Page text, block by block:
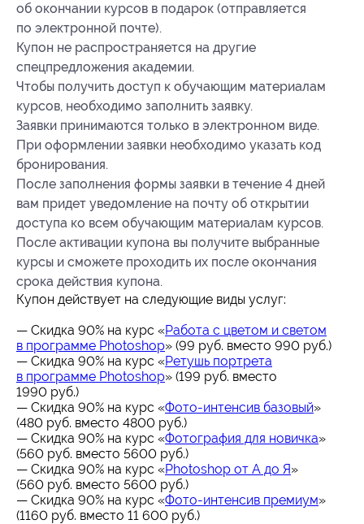
об окончании курсов в подарок (отправляется
по электронной почте).
Купон не распространяется на другие
спецпредложения академии.
Чтобы получить доступ к обучающим материалам
курсов, необходимо заполнить заявку.
Заявки принимаются только в электронном виде.
При оформлении заявки необходимо указать код
бронирования.
После заполнения формы заявки в течение 4 дней
вам придет уведомление на почту об открытии
доступа ко всем обучающим материалам курсов.
После активации купона вы получите выбранные
курсы и сможете проходить их после окончания
срока действия купона.
Купон действует на следующие виды услуг:
— Скидка 90% на курс «Работа с цветом и светом
в программе Photoshop» (99 руб. вместо 990 руб.)
— Скидка 90% на курс «Ретушь портрета
в программе Photoshop» (199 руб. вместо
1990 руб.)
— Скидка 90% на курс «Фото-интенсив базовый»
(480 руб. вместо 4800 руб.)
— Скидка 90% на курс «Фотография для новичка»
(560 руб. вместо 5600 руб.)
— Скидка 90% на курс «Photoshop от А до Я»
(560 руб. вместо 5600 руб.)
— Скидка 90% на курс «Фото-интенсив премиум»
(1160 руб. вместо 11 600 руб.)